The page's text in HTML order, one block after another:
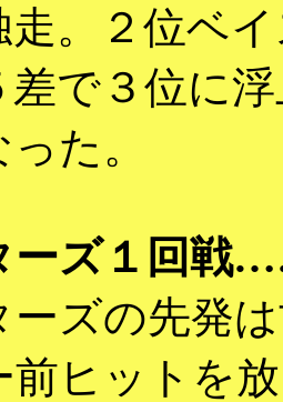
走。２位ベ
差で３位に
た。
ーズ１回戦
ズの先発
前ヒットを